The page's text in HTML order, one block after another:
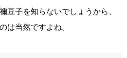
豆子を知らないでしょうから、
は当然ですよね。